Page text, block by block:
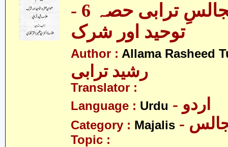
مجالس - مجالسِ ترابی حصہ 6 -
توحید اور شرک
Author : Allama Rasheed
رشید ترابی
Translator :
Language : Urdu - اردو
Category : Majalis
Topic :